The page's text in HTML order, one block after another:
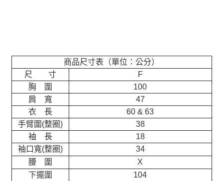
商品尺寸表（單位：公分）
尺 寸
F
胸 圍
100
肩 寬
47
衣 長
60 & 63
手臂圍(整圈)
38
袖 長
18
袖口寬(整圈)
34
腰 圍
X
下擺圍
104